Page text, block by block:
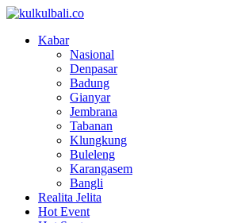
Kabar
Nasional
Denpasar
Badung
Gianyar
Jembrana
Tabanan
Klungkung
Buleleng
Karangasem
Bangli
Realita Jelita
Hot Event